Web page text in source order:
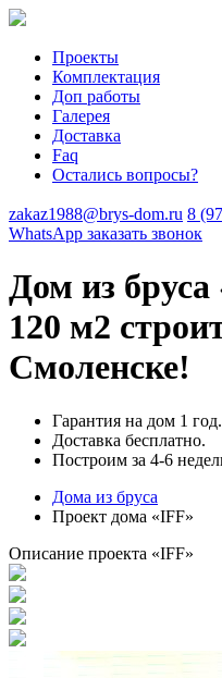
Проекты
Комплектация
Доп работы
Галерея
Доставка
Faq
Остались вопросы?
zakaz1988@brys-dom.ru 8
WhatsApp заказать звонок
Дом из бруса
120 м2
Смоленске!
Гарантия на дом 1 год.
Доставка бесплатно.
Построим за 4-6
Дома из бруса
Проект дома «IFF»
Описание проекта «IFF»